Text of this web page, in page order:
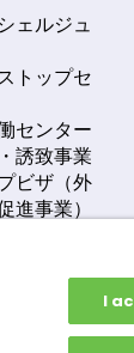
ェルジュ
トップセ
センター
誘致事業
ビザ（外
進事業）
に対す
I